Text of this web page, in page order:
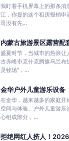
我盯着手机屏幕上的那条消
江，你提的这个租房报销申
司没有先...
内蒙古旅游景区露营配
盛夏时节，当城市的热浪让
古赤峰市克什克腾旗乌兰布
灵牧场”，...
金华户外儿童游乐设备
在金华，越来越多的家庭开
空间与体验。户外儿童游乐
心组成部分，...
拒绝网红人挤人！